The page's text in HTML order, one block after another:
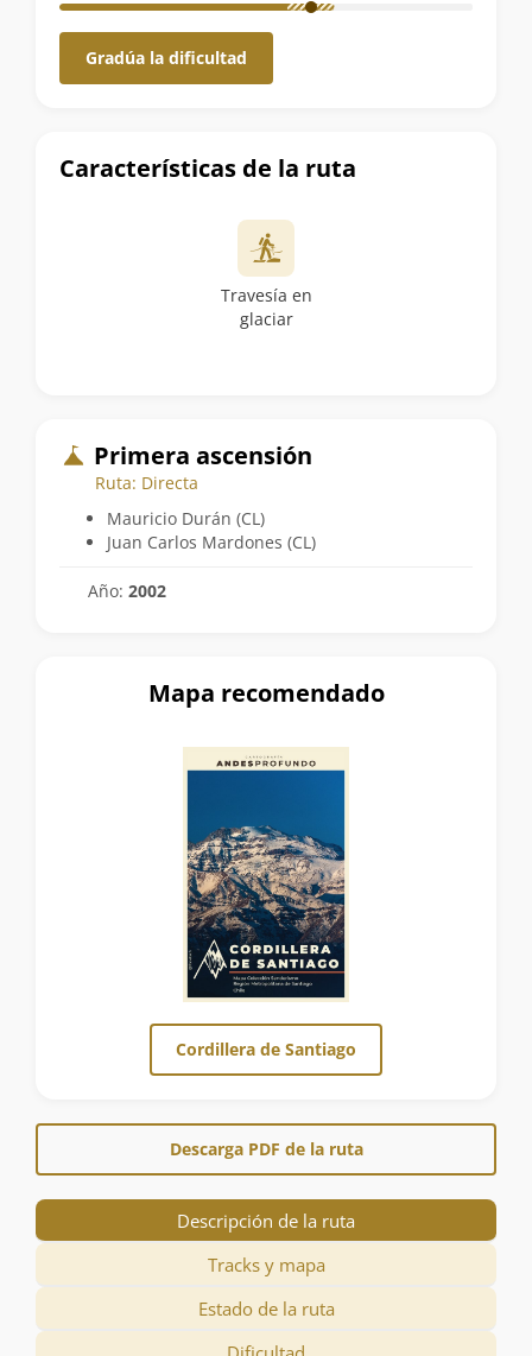
Gradúa la dificultad
Características de la ruta
Travesía en
glaciar
Primera ascensión
Ruta: Directa
Mauricio Durán (CL)
Juan Carlos Mardones (CL)
Año: 2002
Mapa recomendado
Cordillera de Santiago
Descarga PDF de la ruta
Descripción de la ruta
Tracks y mapa
Estado de la ruta